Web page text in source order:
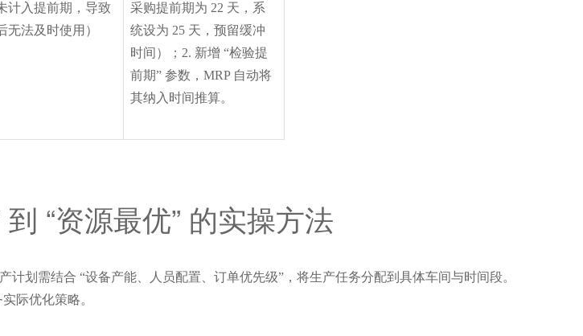
计入提前期，导致
无法及时使用）
采购提前期为 22 天，系
统设为 25 天，预留缓冲
时间）；2. 新增 “检验提
前期” 参数，MRP 自动将
其纳入时间推算。
“资源最优” 的实操方法
划需结合 “设备产能、人员配置、订单优先级”，将生产任务分配到具体车间与时间段。
际优化策略。